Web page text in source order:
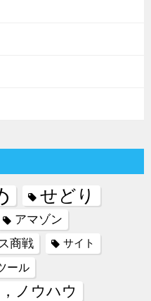
せどり
アマゾン
商戦 サイト
ール
ノウハウ